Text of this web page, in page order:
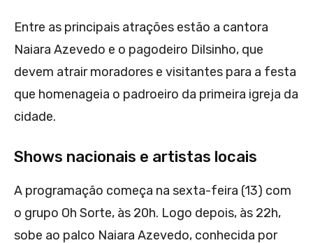
Entre as principais atrações estão a cantora
Naiara Azevedo e o pagodeiro Dilsinho, que
devem atrair moradores e visitantes para a festa
que homenageia o padroeiro da primeira igreja da
cidade.
Shows nacionais e artistas locais
A programação começa na sexta-feira (13) com
o grupo Oh Sorte, às 20h. Logo depois, às 22h,
sobe ao palco Naiara Azevedo, conhecida por